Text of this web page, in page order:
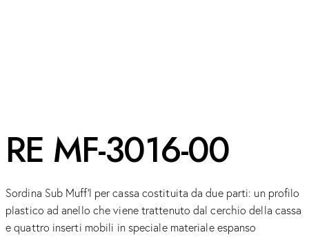
RE MF-3016-00
Sordina Sub Muff’l per cassa costituita da due parti: un profilo
plastico ad anello che viene trattenuto dal cerchio della cassa
e quattro inserti mobili in speciale materiale espanso